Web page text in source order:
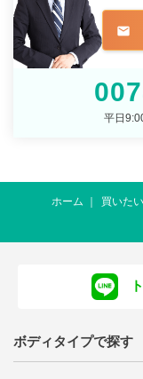
mail
平日
ホーム 買いたい
ボディタイプで探す